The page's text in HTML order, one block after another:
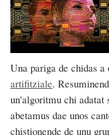
Una pariga de chidas a
artifitziale.
un'algoritmu chi adatat
abetamus dae unos
chistionende de unu